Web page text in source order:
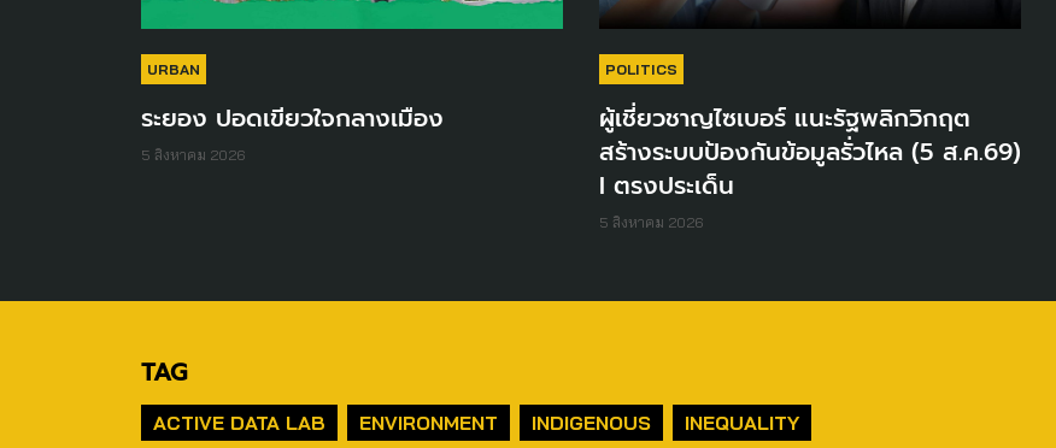
URBAN
ระยอง ปอดเขียวใจกลางเมือง
5 สิงหาคม 2026
POLITICS
ผู้เชี่ยวชาญไซเบอร์ แนะรัฐพลิกวิกฤต
สร้างระบบป้องกันข้อมูลรั่วไหล (5 ส.ค.69)
I ตรงประเด็น
5 สิงหาคม 2026
TAG
ACTIVE DATA LAB ENVIRONMENT INDIGENOUS
INEQUALITY